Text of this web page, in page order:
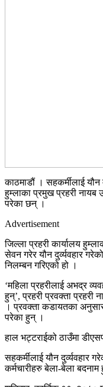
काठमाडौं । सहकर्मीलाई यौन
हुम्लाका प्रमुख प्रहरी नायब
परेका छन् ।
Advertisement
जिल्ला प्रहरी कार्यालय
सेवन गरेर यौन दुर्व्यवहार
निलम्बन गरिएको हो ।
‘महिला प्रहरीलाई अभद्र
हुन्’, प्रहरी प्रवक्ता
। प्रवक्ता कडायतका
परेका हुन् ।
हाल भट्टराईको ठाउँमा
सहकर्मीलाई यौन दुर्व्यवहार
कर्मचारीहरु बेला-बेला